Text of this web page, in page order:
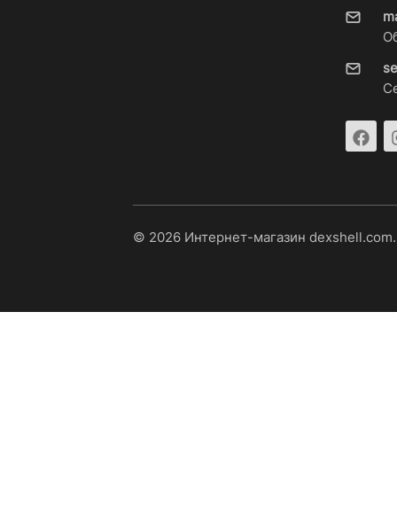
© 2026 Интернет-магазин